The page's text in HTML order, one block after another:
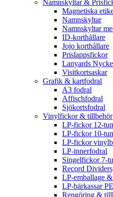
Namnskyltar &
Magnetiska
Namnskyltar
Namnskyltar
ID-korthållare
Jojo korthållare
Prislappsfickor
Lanyards
Visitkortsaskar
Grafik & kartfodral
A3 fodral
Affischfodral
Sjökortsfodral
Vinylfickor & tillbehör
LP-fickor 12-
LP-fickor 10-
LP-fickor
LP-innerfodral
Singelfickor 7-
Record
LP-emballage
LP-bärkassar PE
Rengöring &